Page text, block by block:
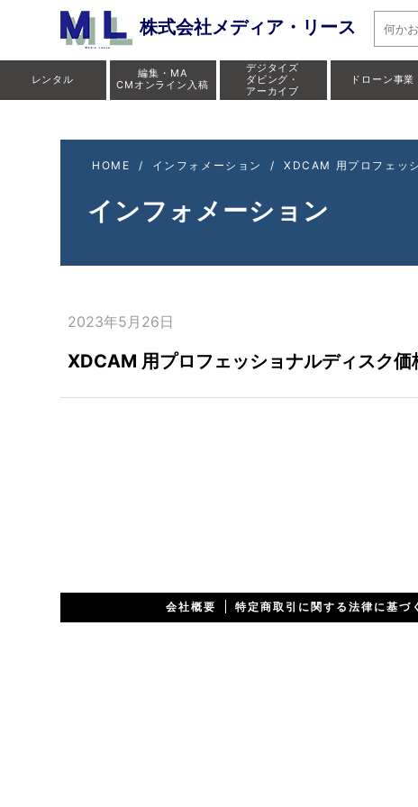
株式会社メディア・リース
レンタル
編集・MA
CMオンライン入稿
デジタイズ
ダビング・
アーカイブ
ドローン事業
HOME / インフォメーション / XDCAM 用プロフェッ
インフォメーション
2023年5月26日
XDCAM 用プロフェッショナルディスク価
会社概要 特定商取引に関する法律に基づ